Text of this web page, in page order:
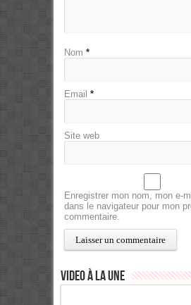
Nom *
Email *
Site web
Enregistrer mon nom, mon e-
dans le navigateur pour mon
commentaire.
Video à la Une